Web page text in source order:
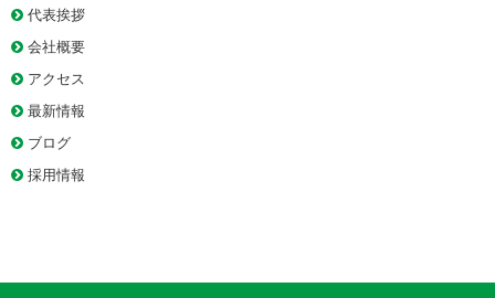
代表挨拶
会社概要
アクセス
最新情報
ブログ
採用情報